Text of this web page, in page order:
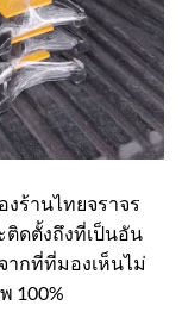
งร้านไทยจราจร
ติดตั้งถึงที่เป็นอัน
ากที่ที่มองเห็นไม่
100%